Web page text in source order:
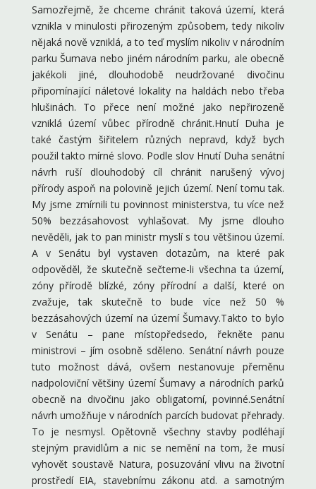
Samozřejmě, že chceme chránit taková území, která
vznikla v minulosti přirozeným způsobem, tedy nikoliv
nějaká nově vzniklá, a to teď myslím nikoliv v národním
parku Šumava nebo jiném národním parku, ale obecně
jakékoli jiné, dlouhodobě neudržované divočinu
připomínající náletové lokality na haldách nebo třeba
hlušinách. To přece není možné jako nepřirozeně
vzniklá území vůbec přírodně chránit.Hnutí Duha je
také častým šiřitelem různých nepravd, když bych
použil takto mírné slovo. Podle slov Hnutí Duha senátní
návrh ruší dlouhodobý cíl chránit narušený vývoj
přírody aspoň na polovině jejich území. Není tomu tak.
My jsme zmírnili tu povinnost ministerstva, tu více než
50% bezzásahovost vyhlašovat. My jsme dlouho
nevěděli, jak to pan ministr myslí s tou většinou území.
A v Senátu byl vystaven dotazům, na které pak
odpověděl, že skutečně sečteme-li všechna ta území,
zóny přírodě blízké, zóny přírodní a další, které on
zvažuje, tak skutečně to bude více než 50 %
bezzásahových území na území Šumavy.Takto to bylo
v Senátu – pane místopředsedo, řekněte panu
ministrovi – jím osobně sděleno. Senátní návrh pouze
tuto možnost dává, ovšem nestanovuje přeměnu
nadpoloviční většiny území Šumavy a národních parků
obecně na divočinu jako obligatorní, povinné.Senátní
návrh umožňuje v národních parcích budovat přehrady.
To je nesmysl. Opětovně všechny stavby podléhají
stejným pravidlům a nic se nemění na tom, že musí
vyhovět soustavě Natura, posuzování vlivu na životní
prostředí EIA, stavebnímu zákonu atd. a samotným